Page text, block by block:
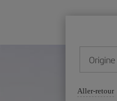
Origine
Aller-retour